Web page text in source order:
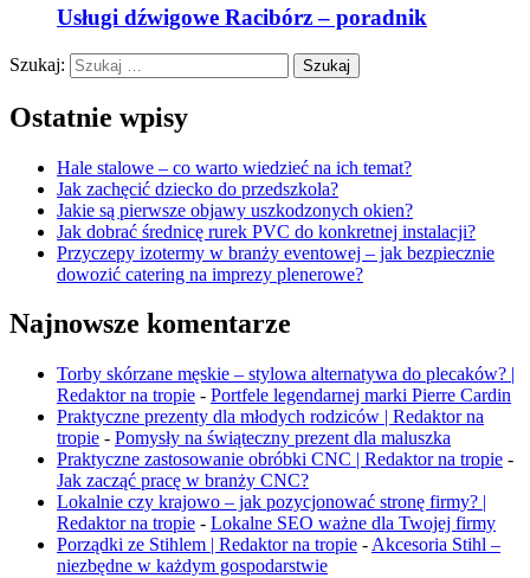
Usługi dźwigowe Racibórz – poradnik
Szukaj:
Ostatnie wpisy
Hale stalowe – co warto wiedzieć na ich temat?
Jak zachęcić dziecko do przedszkola?
Jakie są pierwsze objawy uszkodzonych okien?
Jak dobrać średnicę rurek PVC do konkretnej instalacji?
Przyczepy izotermy w branży eventowej – jak bezpiecznie
dowozić catering na imprezy plenerowe?
Najnowsze komentarze
Torby skórzane męskie – stylowa alternatywa do plecaków? |
Redaktor na tropie - Portfele legendarnej marki Pierre Cardin
Praktyczne prezenty dla młodych rodziców | Redaktor na
tropie - Pomysły na świąteczny prezent dla maluszka
Praktyczne zastosowanie obróbki CNC | Redaktor na tropie -
Jak zacząć pracę w branży CNC?
Lokalnie czy krajowo – jak pozycjonować stronę firmy? |
Redaktor na tropie - Lokalne SEO ważne dla Twojej firmy
Porządki ze Stihlem | Redaktor na tropie - Akcesoria Stihl –
niezbędne w każdym gospodarstwie